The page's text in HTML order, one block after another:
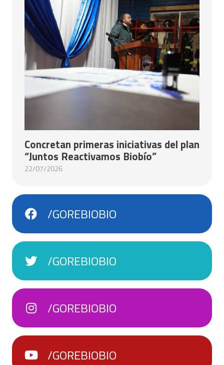
Concretan primeras iniciativas del plan
“Juntos Reactivamos Biobío”
22/07/2026
/GOREBIOBIO
/GOREBIOBIO
/GOREBIOBIO
/GOREBIOBIO